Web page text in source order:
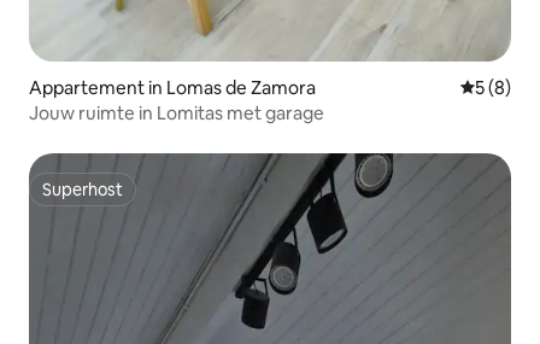
Appartement in Lomas de Zamora
5 (8)
Jouw ruimte in Lomitas met garage
Superhost
Superhost